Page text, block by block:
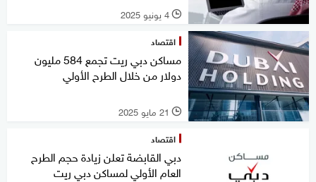
l 4 يونيو 2025
اقتصاد
مساكن دبي ريت تجمع 584 مليون
دولار من خلال الطرح الأولي
l 21 مايو 2025
اقتصاد
دبي القابضة تعلن زيادة حجم الطرح
العام الأولي لمساكن دبي ريت